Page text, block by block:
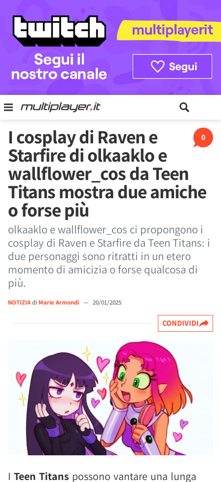
0
I cosplay di Raven e
Starfire di olkaaklo e
wallflower_cos da Teen
Titans mostra due amiche
o forse più
olkaaklo e wallflower_cos ci propongono i
cosplay di Raven e Starfire da Teen Titans: i
due personaggi sono ritratti in un etero
momento di amicizia o forse qualcosa di
più.
NOTIZIAdi Marie Armondi — 20/01/2025
CONDIVIDI
I Teen Titans possono vantare una lunga